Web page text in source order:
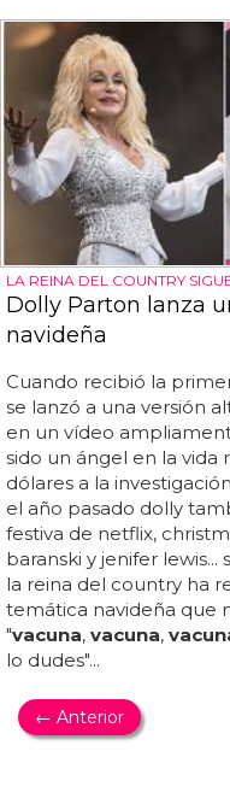
LA REINA DEL COUNTRY
Dolly Parton lanza
navideña
Cuando recibió la
se lanzó a una versión
en un vídeo
sido un ángel en la vida
dólares a la
el año pasado dolly
festiva de netflix,
baranski y jenifer lewis...
la reina del country ha
temática navideña que
"vacuna, vacuna,
lo dudes"...
← Anterior